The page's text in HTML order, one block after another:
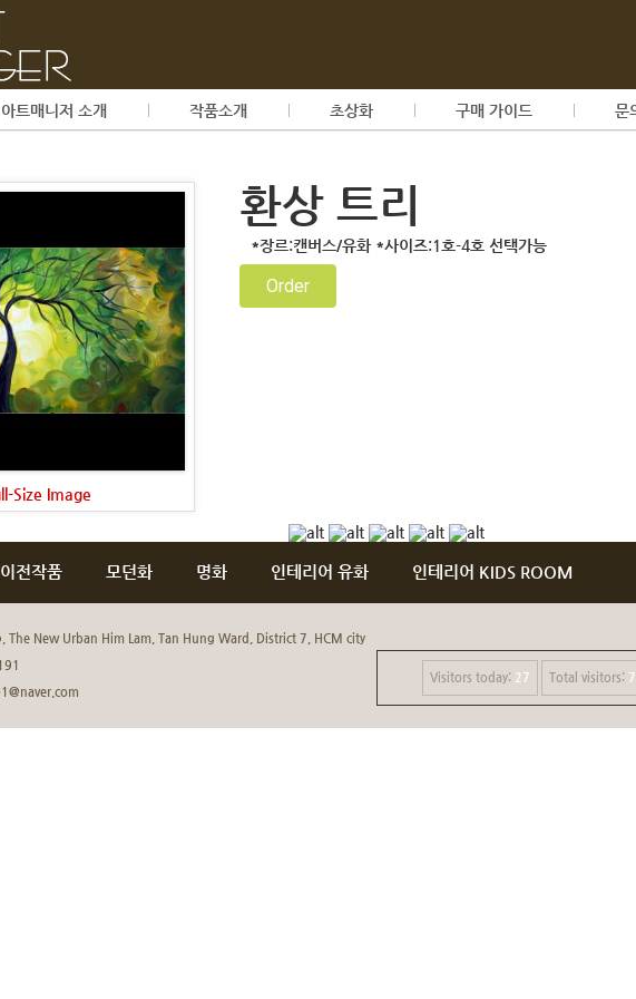
아트매니저 소개 작품소개 초상화 구매 가이드 문
Size Image
환상 트리
*장르:캔버스/유화 *사이즈:1호-4호 선택가능
Order
전작품 모던화 명화 인테리어 유화 인테리어 KIDS ROOM
Visitors today: 27 Total visitors:
The New Urban Him Lam, Tan Hung Ward, District 7, HCM city